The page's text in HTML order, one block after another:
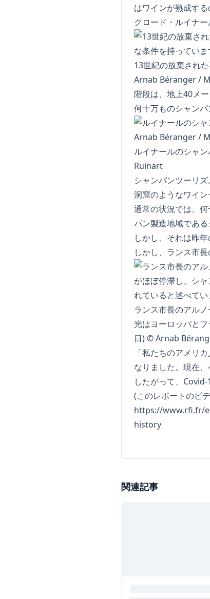
はワインが熟成す
クロード・ルイナ
13世紀の放棄され
Arnab Béranger /
階段は、地上40メ
何十万ものシャン
ルイナールのシャ
Ruinart
シャンパンツーリ
洞窟のようなワイ
通常の状況では、
パン製造地域である
しかし、それは昨
しかし、ランス市
ランス市長のアル
光はヨーロッパと
日) © Arnab
「私たちのアメリ
なりました。現在
したがって、
(このレポートのビ
https://www.rfi.fr/
history
関連記事